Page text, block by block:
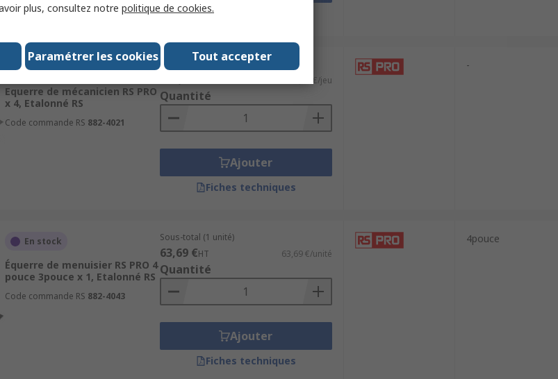
Fiches techniques
En stock
Equerre de mécanicien RS PRO
x 4, Etalonné RS
Code commande RS 882-4021
Sous-total (1 jeu)
359,52 €/jeu
Quantité
Ajouter
Fiches techniques
-
En stock
Équerre de menuisier RS PRO 4
pouce 3pouce x 1, Etalonné RS
Code commande RS 882-4043
Sous-total (1 unité)
63,69 €HT 63,69 €/unité
Quantité
Ajouter
Fiches techniques
4pouce
plus, consultez notre politique de cookies.
Tout accepter
Paramétrer les cookies